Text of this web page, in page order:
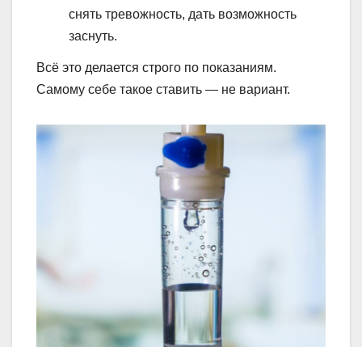
снять тревожность, дать возможность
заснуть.
Всё это делается строго по показаниям.
Самому себе такое ставить — не вариант.